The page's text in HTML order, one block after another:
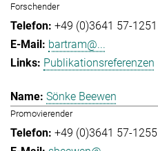
Forschender
+49 (0)3641 57-1251
bartram@...
Publikationsreferenzen
Sönke Beewen
Promovierender
+49 (0)3641 57-1255